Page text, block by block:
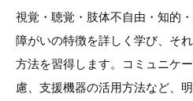
視覚・聴覚・肢体不自由・知的
障がいの特徴を詳しく学び、そ
方法を習得します。コミュニケ
慮、支援機器の活用方法など、